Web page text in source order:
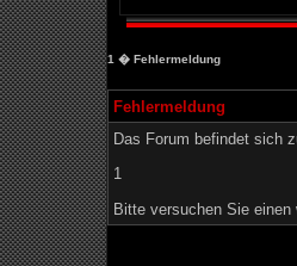
1 � Fehlermeldung
Fehlermeldung
Das Forum befindet sich
1
Bitte versuchen Sie